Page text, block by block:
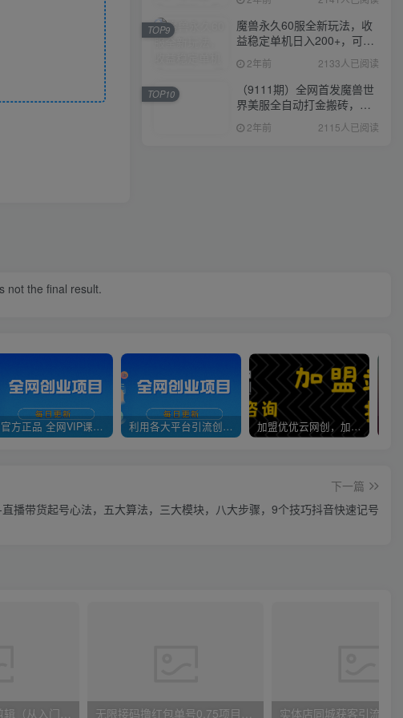
not the final result.
官方正品 全网VIP课程 无损下载~ 利用各大平台引流创业粉，做知识付费系统，卖会员，卖课程，实现日入几百几千 加盟优优云网创，加盟搭建同款知识付费资源网站，实现长期稳定被动收入~
下一篇
播带货起号心法，五大算法，三大模块，八大步骤，9个技巧抖音快速记号
魔兽永久60服全新玩法，收
益稳定单机日入200+，可以
多开矩阵操作。
2年前 2133人已阅读
TOP9
（9111期）全网首发魔兽世
界美服全自动打金搬砖，日
入1000+，简单好操作，保
姆级教学
2年前 2115人已阅读
TOP10